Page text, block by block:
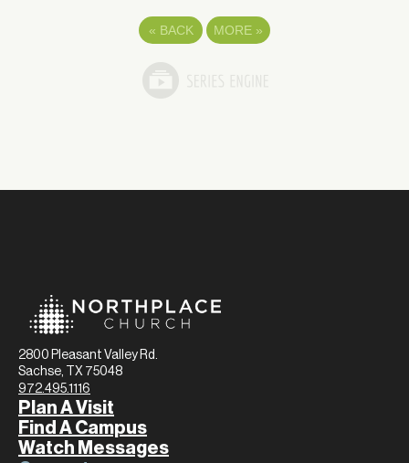
« BACK MORE »
2800 Pleasant Valley Rd.
Sachse, TX 75048
972.495.1116
Plan A Visit
Find A Campus
Watch Messages